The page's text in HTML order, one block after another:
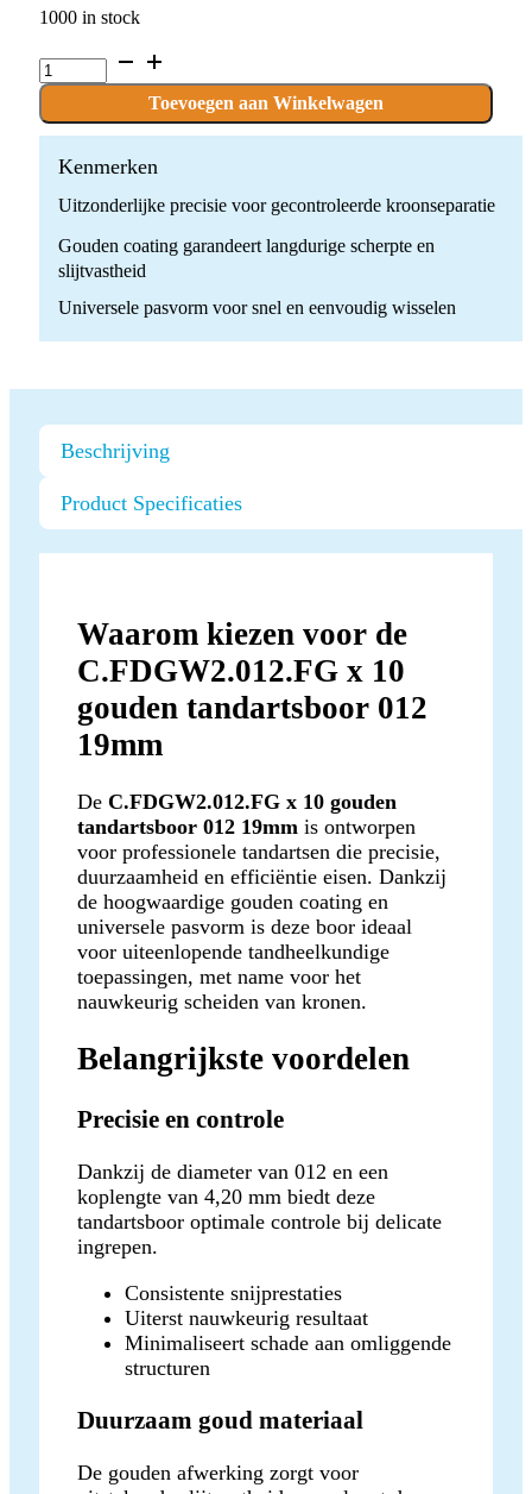
1000 in stock
C.FDGW2.012.FG
x
Boren
quantity
Toevoegen aan Winkelwagen
Kenmerken
Uitzonderlijke precisie voor gecontroleerde kroonseparatie
Gouden coating garandeert langdurige scherpte en
slijtvastheid
Universele pasvorm voor snel en eenvoudig wisselen
Beschrijving
Product Specificaties
Waarom kiezen voor de
C.FDGW2.012.FG x 10
gouden tandartsboor 012
19mm
De C.FDGW2.012.FG x 10 gouden
tandartsboor 012 19mm is ontworpen
voor professionele tandartsen die precisie,
duurzaamheid en efficiëntie eisen. Dankzij
de hoogwaardige gouden coating en
universele pasvorm is deze boor ideaal
voor uiteenlopende tandheelkundige
toepassingen, met name voor het
nauwkeurig scheiden van kronen.
Belangrijkste voordelen
Precisie en controle
Dankzij de diameter van 012 en een
koplengte van 4,20 mm biedt deze
tandartsboor optimale controle bij delicate
ingrepen.
Consistente snijprestaties
Uiterst nauwkeurig resultaat
Minimaliseert schade aan omliggende
structuren
Duurzaam goud materiaal
De gouden afwerking zorgt voor